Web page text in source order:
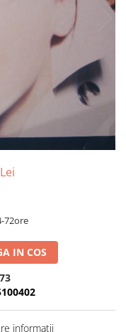
72ore
IN COS
informatii